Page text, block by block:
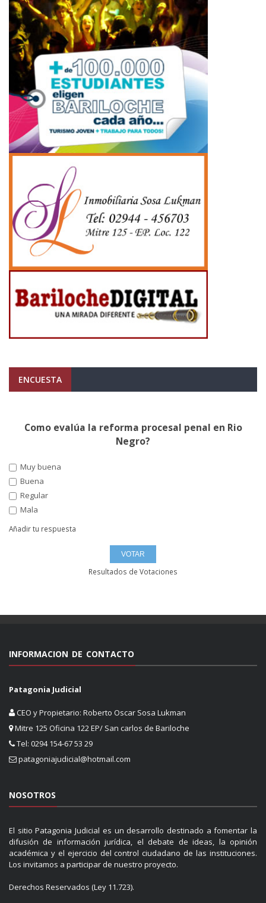
ENCUESTA
Como evalúa la reforma procesal penal en Rio
Negro?
Muy buena
Buena
Regular
Mala
Añadir tu respuesta
Resultados de Votaciones
INFORMACION DE CONTACTO
Patagonia Judicial
CEO y Propietario: Roberto Oscar Sosa Lukman
Mitre 125 Oficina 122 EP/ San carlos de Bariloche
Tel: 0294 154-67 53 29
patagoniajudicial@hotmail.com
NOSOTROS
El sitio Patagonia Judicial es un desarrollo destinado a fomentar la
difusión de información jurídica, el debate de ideas, la opinión
académica y el ejercicio del control ciudadano de las instituciones.
Los invitamos a participar de nuestro proyecto.
Derechos Reservados (Ley 11.723).